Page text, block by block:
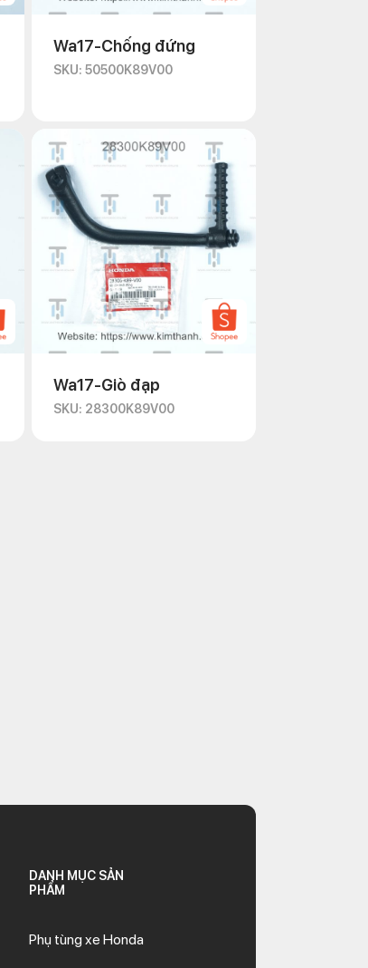
Wa17-Chống đứng
SKU: 50500K89V00
Wa17-Giò đạp
SKU: 28300K89V00
DANH MỤC SẢN
PHẨM
Phụ tùng xe Honda